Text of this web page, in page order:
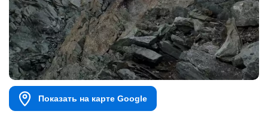
Показать на карте Google